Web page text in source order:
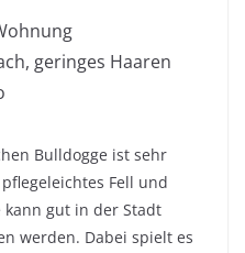
geringes Haaren
Bulldogge ist sehr
Fell und
kann gut in der Stadt
werden. Dabei spielt es